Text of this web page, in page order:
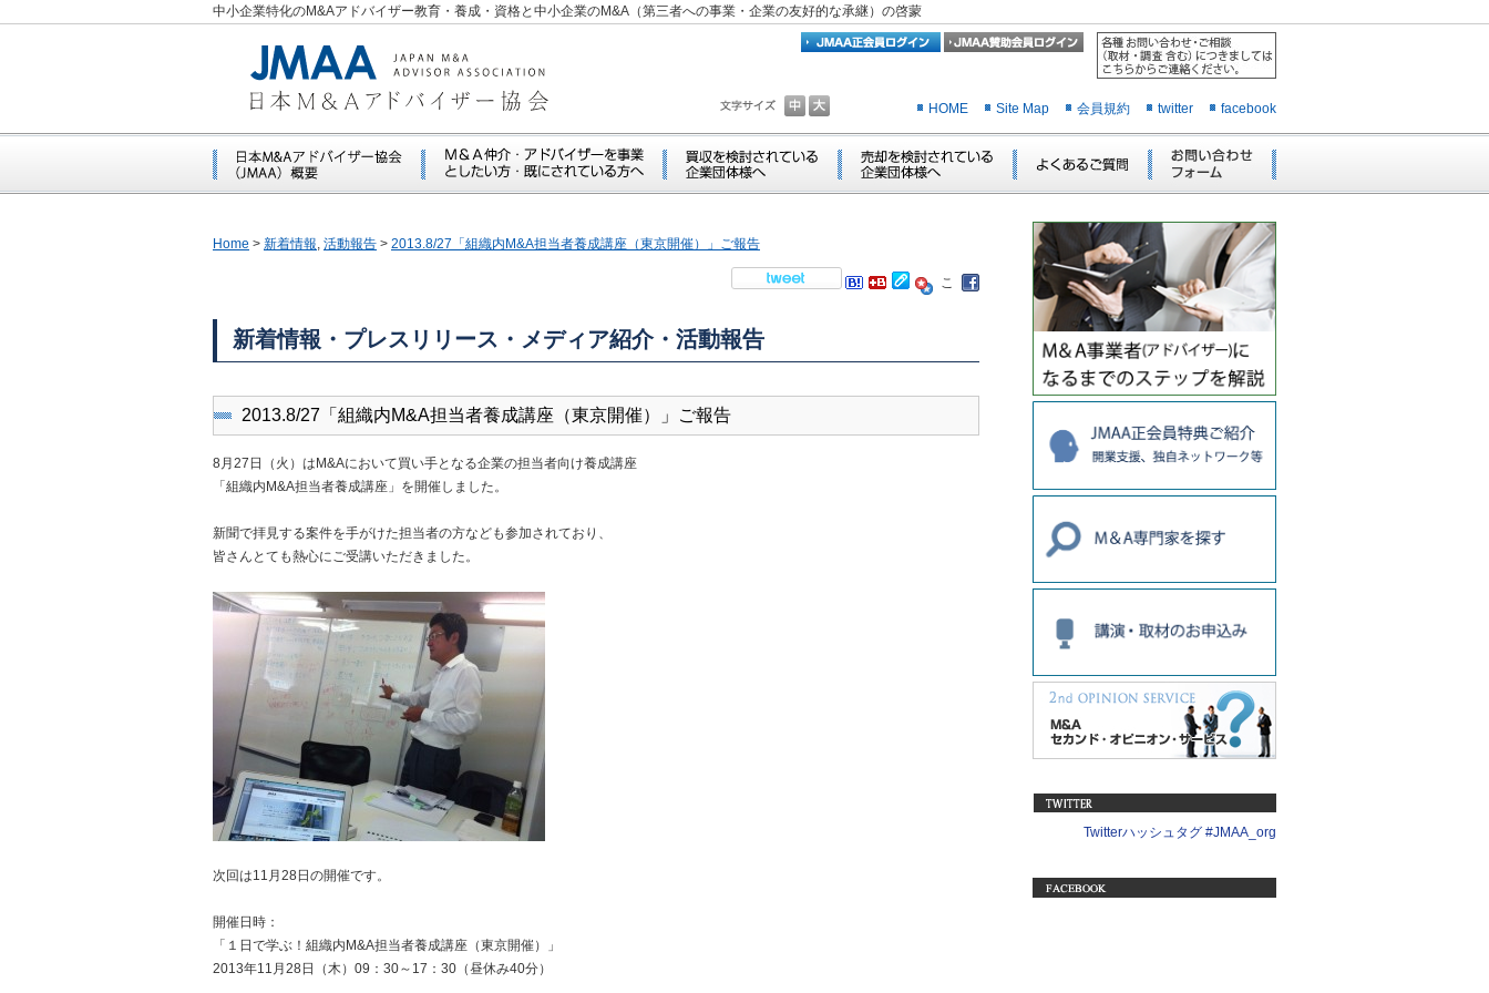
中小企業特化のM&Aアドバイザー教育・養成・資格と中小企業のM&A（第三者への事業・企業の友好的な承継）の啓蒙
HOME Site Map 会員規約 twitter facebook
Home > 新着情報, 活動報告 > 2013.8/27「組織内M&A担当者養成講座（東京開催）」ご報告
新着情報・プレスリリース・メディア紹介・活動報告
2013.8/27「組織内M&A担当者養成講座（東京開催）」ご報告
8月27日（火）はM&Aにおいて買い手となる企業の担当者向け養成講座
「組織内M&A担当者養成講座」を開催しました。
新聞で拝見する案件を手がけた担当者の方なども参加されており、
皆さんとても熱心にご受講いただきました。
次回は11月28日の開催です。
開催日時：
「１日で学ぶ！組織内M&A担当者養成講座（東京開催）」
2013年11月28日（木）09：30～17：30（昼休み40分）
Twitterハッシュタグ #JMAA_org